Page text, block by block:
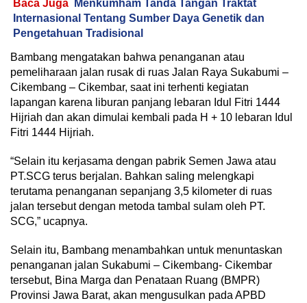
Baca Juga
Menkumham Tanda Tangan Traktat
Internasional Tentang Sumber Daya Genetik dan
Pengetahuan Tradisional
Bambang mengatakan bahwa penanganan atau
pemeliharaan jalan rusak di ruas Jalan Raya Sukabumi –
Cikembang – Cikembar, saat ini terhenti kegiatan
lapangan karena liburan panjang lebaran Idul Fitri 1444
Hijriah dan akan dimulai kembali pada H + 10 lebaran Idul
Fitri 1444 Hijriah.
“Selain itu kerjasama dengan pabrik Semen Jawa atau
PT.SCG terus berjalan. Bahkan saling melengkapi
terutama penanganan sepanjang 3,5 kilometer di ruas
jalan tersebut dengan metoda tambal sulam oleh PT.
SCG,” ucapnya.
Selain itu, Bambang menambahkan untuk menuntaskan
penanganan jalan Sukabumi – Cikembang- Cikembar
tersebut, Bina Marga dan Penataan Ruang (BMPR)
Provinsi Jawa Barat, akan mengusulkan pada APBD